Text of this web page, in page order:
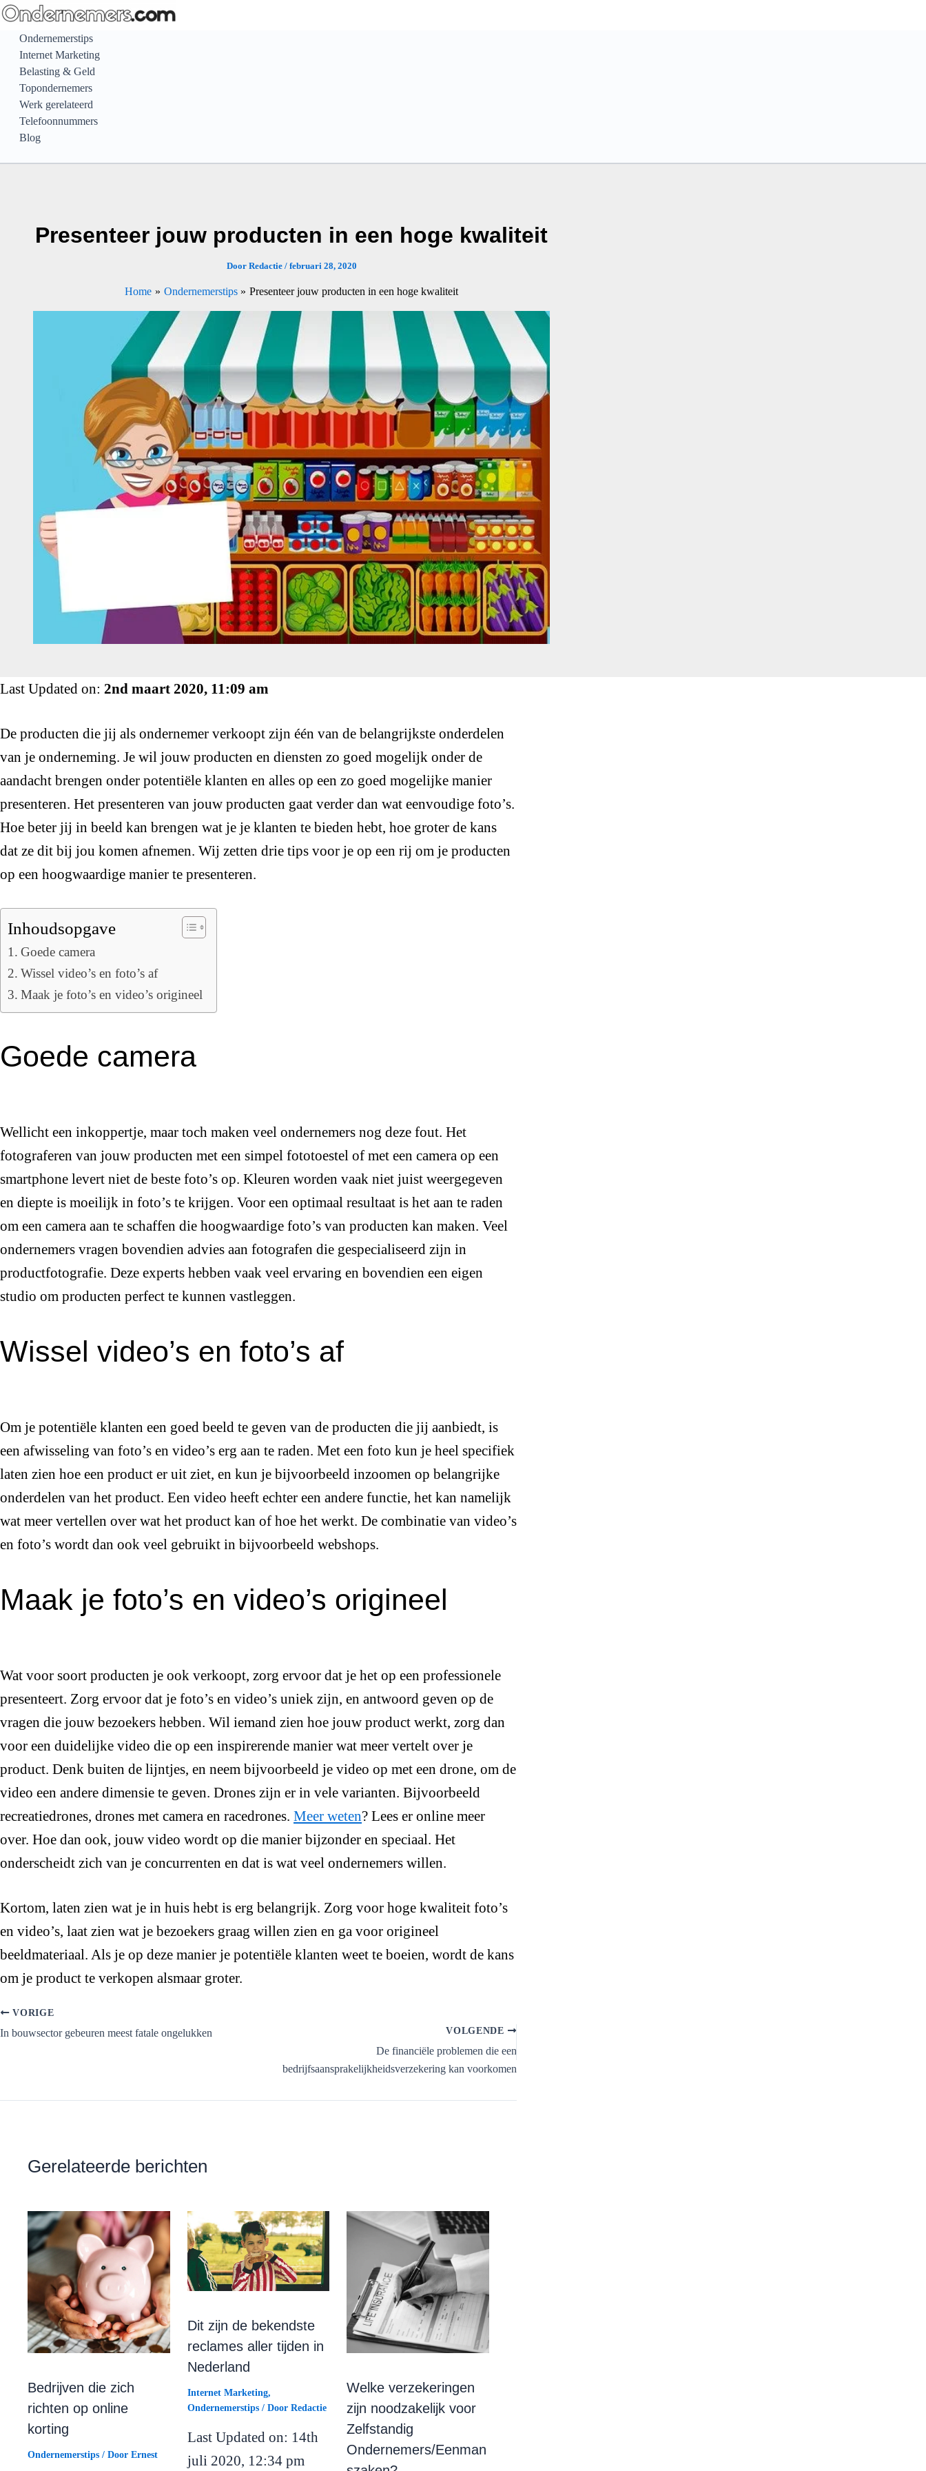
Ga
naar
inhoud
Ondernemerstips
Internet Marketing
Belasting & Geld
Topondernemers
Werk gerelateerd
Telefoonnummers
Blog
Presenteer jouw producten in een hoge kwaliteit
Door Redactie / februari 28, 2020
Home Ondernemerstips Presenteer jouw producten in een hoge kwaliteit
Last Updated on: 2nd maart 2020, 11:09 am
De producten die jij als ondernemer verkoopt zijn één van de belangrijkste onderdelen
van je onderneming. Je wil jouw producten en diensten zo goed mogelijk onder de
aandacht brengen onder potentiële klanten en alles op een zo goed mogelijke manier
presenteren. Het presenteren van jouw producten gaat verder dan wat eenvoudige foto’s.
Hoe beter jij in beeld kan brengen wat je je klanten te bieden hebt, hoe groter de kans
dat ze dit bij jou komen afnemen. Wij zetten drie tips voor je op een rij om je producten
op een hoogwaardige manier te presenteren.
Inhoudsopgave
Goede camera
Wissel video’s en foto’s af
Maak je foto’s en video’s origineel
Goede camera
Wellicht een inkoppertje, maar toch maken veel ondernemers nog deze fout. Het
fotograferen van jouw producten met een simpel fototoestel of met een camera op een
smartphone levert niet de beste foto’s op. Kleuren worden vaak niet juist weergegeven
en diepte is moeilijk in foto’s te krijgen. Voor een optimaal resultaat is het aan te raden
om een camera aan te schaffen die hoogwaardige foto’s van producten kan maken. Veel
ondernemers vragen bovendien advies aan fotografen die gespecialiseerd zijn in
productfotografie. Deze experts hebben vaak veel ervaring en bovendien een eigen
studio om producten perfect te kunnen vastleggen.
Wissel video’s en foto’s af
Om je potentiële klanten een goed beeld te geven van de producten die jij aanbiedt, is
een afwisseling van foto’s en video’s erg aan te raden. Met een foto kun je heel specifiek
laten zien hoe een product er uit ziet, en kun je bijvoorbeeld inzoomen op belangrijke
onderdelen van het product. Een video heeft echter een andere functie, het kan namelijk
wat meer vertellen over wat het product kan of hoe het werkt. De combinatie van video’s
en foto’s wordt dan ook veel gebruikt in bijvoorbeeld webshops.
Maak je foto’s en video’s origineel
Wat voor soort producten je ook verkoopt, zorg ervoor dat je het op een professionele
presenteert. Zorg ervoor dat je foto’s en video’s uniek zijn, en antwoord geven op de
vragen die jouw bezoekers hebben. Wil iemand zien hoe jouw product werkt, zorg dan
voor een duidelijke video die op een inspirerende manier wat meer vertelt over je
product. Denk buiten de lijntjes, en neem bijvoorbeeld je video op met een drone, om de
video een andere dimensie te geven. Drones zijn er in vele varianten. Bijvoorbeeld
recreatiedrones, drones met camera en racedrones. Meer weten? Lees er online meer
over. Hoe dan ook, jouw video wordt op die manier bijzonder en speciaal. Het
onderscheidt zich van je concurrenten en dat is wat veel ondernemers willen.
Kortom, laten zien wat je in huis hebt is erg belangrijk. Zorg voor hoge kwaliteit foto’s
en video’s, laat zien wat je bezoekers graag willen zien en ga voor origineel
beeldmateriaal. Als je op deze manier je potentiële klanten weet te boeien, wordt de kans
om je product te verkopen alsmaar groter.
VORIGE
In bouwsector gebeuren meest fatale ongelukken VOLGENDE
De financiële problemen die een
bedrijfsaansprakelijkheidsverzekering kan voorkomen
Gerelateerde berichten
Bedrijven die zich
richten op online
korting
Ondernemerstips / Door Ernest
Dit zijn de bekendste
reclames aller tijden in
Nederland
Internet Marketing,
Ondernemerstips/ Door Redactie
Last Updated on: 14th
juli 2020, 12:34 pm
Welke verzekeringen
zijn noodzakelijk voor
Zelfstandig
Ondernemers/Eenman